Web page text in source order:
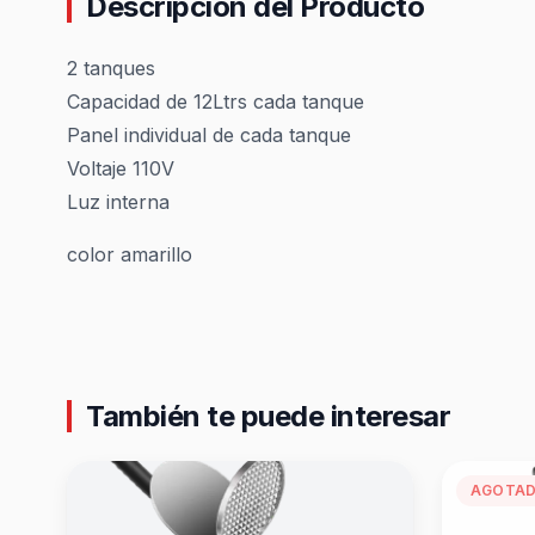
2 tanques
Capacidad de 12Ltrs cada tanque
Panel individual de cada tanque
Voltaje 110V
Luz interna
color amarillo
También te puede interesar